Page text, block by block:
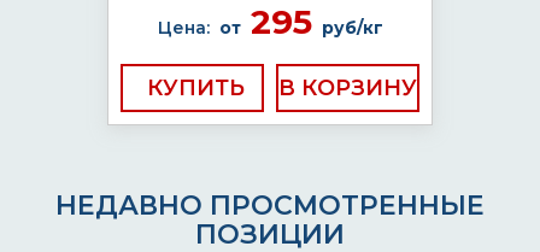
Цена: от295 руб/кг
КУПИТЬ
НЕДАВНО ПРОСМОТРЕННЫЕ
ПОЗИЦИИ